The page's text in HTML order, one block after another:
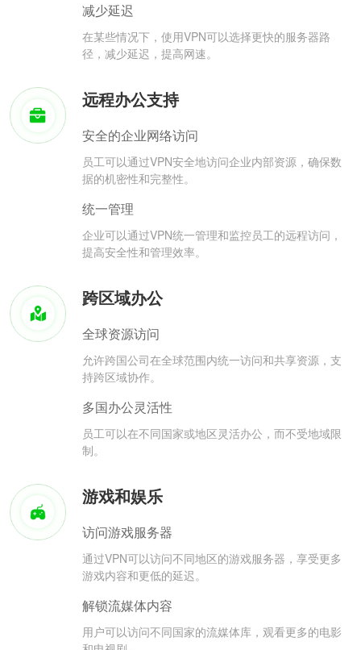
减少延迟
在某些情况下，使用VPN可以选择更快的服务器路
径，减少延迟，提高网速。
远程办公支持
安全的企业网络访问
员工可以通过VPN安全地访问企业内部资源，确保数
据的机密性和完整性。
统一管理
企业可以通过VPN统一管理和监控员工的远程访问，
提高安全性和管理效率。
跨区域办公
全球资源访问
允许跨国公司在全球范围内统一访问和共享资源，支
持跨区域协作。
多国办公灵活性
员工可以在不同国家或地区灵活办公，而不受地域限
制。
游戏和娱乐
访问游戏服务器
通过VPN可以访问不同地区的游戏服务器，享受更多
游戏内容和更低的延迟。
解锁流媒体内容
用户可以访问不同国家的流媒体库，观看更多的电影